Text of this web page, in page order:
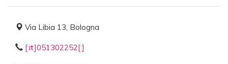
Via Libia 13, Bologna
[:it]051302252[:]